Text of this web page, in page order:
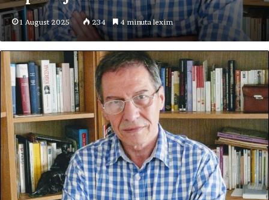
1 August 2025 234 4 minuta lexim